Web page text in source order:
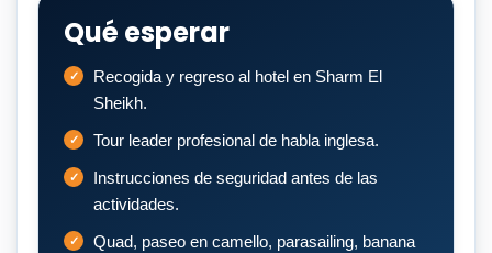
Qué esperar
Recogida y regreso al hotel en Sharm El
Sheikh.
Tour leader profesional de habla inglesa.
Instrucciones de seguridad antes de las
actividades.
Quad, paseo en camello, parasailing, banana